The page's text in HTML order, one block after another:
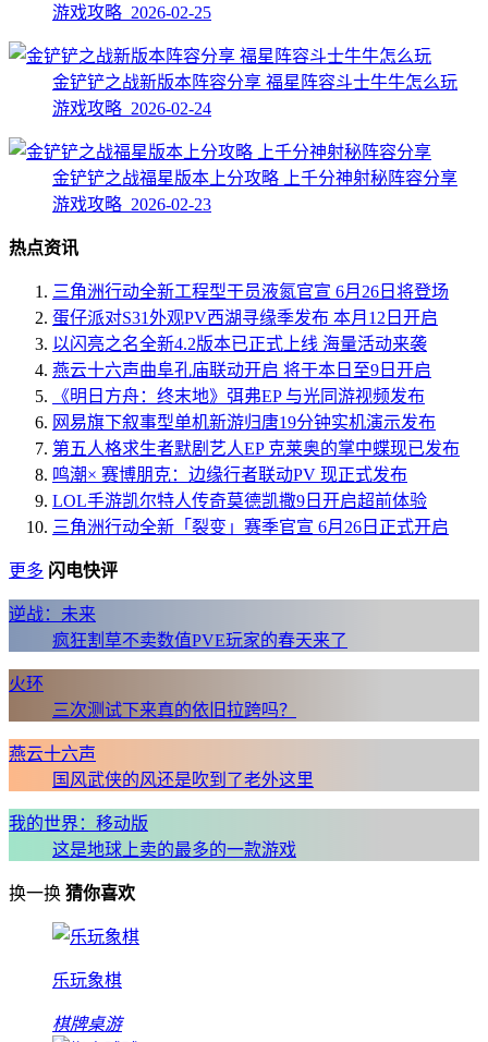
游戏攻略 2026-02-25
金铲铲之战新版本阵容分享 福星阵容斗士牛牛怎么玩
游戏攻略 2026-02-24
金铲铲之战福星版本上分攻略 上千分神射秘阵容分享
游戏攻略 2026-02-23
热点资讯
三角洲行动全新工程型干员液氮官宣 6月26日将登场
蛋仔派对S31外观PV西湖寻缘季发布 本月12日开启
以闪亮之名全新4.2版本已正式上线 海量活动来袭
燕云十六声曲阜孔庙联动开启 将于本日至9日开启
《明日方舟：终末地》弭弗EP 与光同游视频发布
网易旗下叙事型单机新游归唐19分钟实机演示发布
第五人格求生者默剧艺人EP 克莱奥的掌中蝶现已发布
鸣潮× 赛博朋克：边缘行者联动PV 现正式发布
LOL手游凯尔特人传奇莫德凯撒9日开启超前体验
三角洲行动全新「裂变」赛季官宣 6月26日正式开启
更多 闪电快评
逆战：未来
疯狂割草不卖数值PVE玩家的春天来了
火环
三次测试下来真的依旧拉跨吗？
燕云十六声
国风武侠的风还是吹到了老外这里
我的世界：移动版
这是地球上卖的最多的一款游戏
换一换 猜你喜欢
乐玩象棋
棋牌桌游